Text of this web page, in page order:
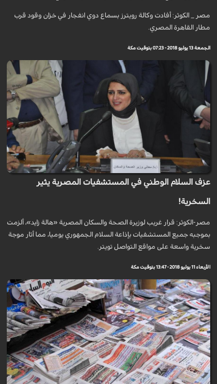
مصر _ الكوثر: أفادت وكالة رويترز بسماع دوي انفجار في خزان وقود قرب
مطار القاهرة المصري.
الجمعة 13 يوليو 2018 - 07:23 بتوقيت مكة
عزف السلام الوطني في المستشفيات المصرية يثير
السخرية!
مصر-الكوثر: قرار غريب لوزيرة الصحة والسكان المصرية «هالة زايد»، ألزمت
بموجبه جميع المستشفيات بإذاعة السلام الجمهوري يوميا، مما أثار موجة
سخرية واسعة على مواقع التواصل تويتر.
الأربعاء 11 يوليو 2018 - 13:47 بتوقيت مكة